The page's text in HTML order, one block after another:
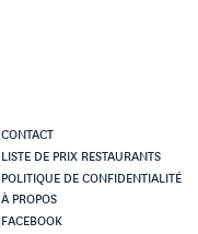
CONTACT
LISTE DE PRIX RESTAURANTS
POLITIQUE DE CONFIDENTIALITÉ
À PROPOS
FACEBOOK